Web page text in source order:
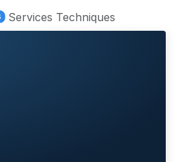
Services Techniques